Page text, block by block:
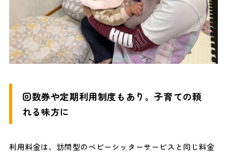
回数券や定期利用制度もあり。子育ての頼
れる味方に
利用料金は、訪問型のベビーシッターサービスと同じ料金